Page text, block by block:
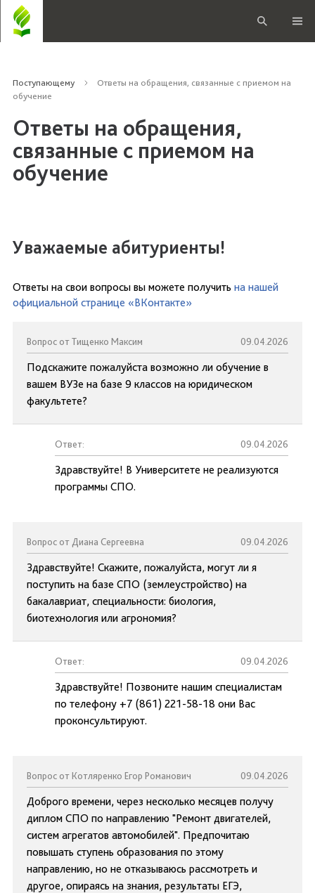
Поступающему
Ответы на обращения, связанные с приемом на
обучение
Ответы на обращения,
связанные с приемом на
обучение
Уважаемые абитуриенты!
Ответы на свои вопросы вы можете получить на нашей
официальной странице «ВКонтакте»
Вопрос от Тищенко Максим 09.04.2026
Подскажите пожалуйста возможно ли обучение в
вашем ВУЗе на базе 9 классов на юридическом
факультете?
Ответ: 09.04.2026
Здравствуйте! В Университете не реализуются
программы СПО.
Вопрос от Диана Сергеевна 09.04.2026
Здравствуйте! Скажите, пожалуйста, могут ли я
поступить на базе СПО (землеустройство) на
бакалавриат, специальности: биология,
биотехнология или агрономия?
Ответ: 09.04.2026
Здравствуйте! Позвоните нашим специалистам
по телефону +7 (861) 221-58-18 они Вас
проконсультируют.
Вопрос от Котляренко Егор Романович 09.04.2026
Доброго времени, через несколько месяцев получу
диплом СПО по направлению "Ремонт двигателей,
систем агрегатов автомобилей". Предпочитаю
повышать ступень образования по этому
направлению, но не отказываюсь рассмотреть и
другое, опираясь на знания, результаты ЕГЭ,